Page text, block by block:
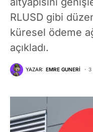
RLUSD gibi
küresel ödeme
açıkladı.
YAZAR: EMRE GUNERI 3